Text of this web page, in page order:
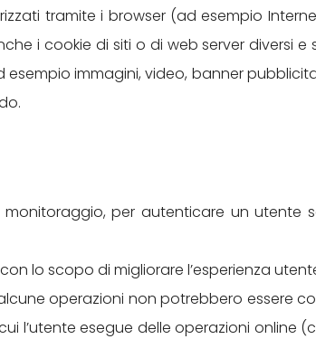
tramite i browser (ad esempio
i cookie di siti o di web server diversi e
immagini, video, banner
per autenticare un
lo scopo di migliorare l’esperienza
operazioni non potrebbero essere
l’utente esegue delle operazioni